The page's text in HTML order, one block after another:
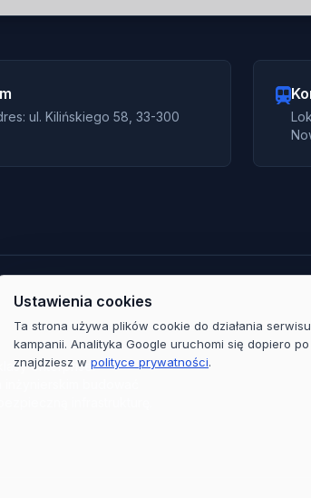
ul. Kilińskiego 58, 33-300
enterprise.
budować
infrastrukturę.
Ustawienia cookies
Ta strona używa plików cookie do działania
kampanii. Analityka Google uruchomi się dopiero
znajdziesz w polityce prywatności.